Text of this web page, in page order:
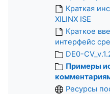
Краткая
XILINX ISE
Краткое
интерфейс
DE0-
Примеры
Ресурсы